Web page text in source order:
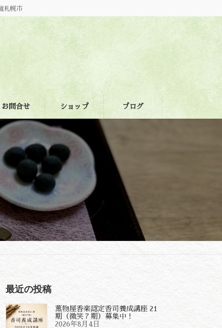
札幌市
お問合せ ショップ ブログ
最近の投稿
薫物屋香楽認定香司養成講座 21
期（微笑７期）募集中！
2026年8月4日